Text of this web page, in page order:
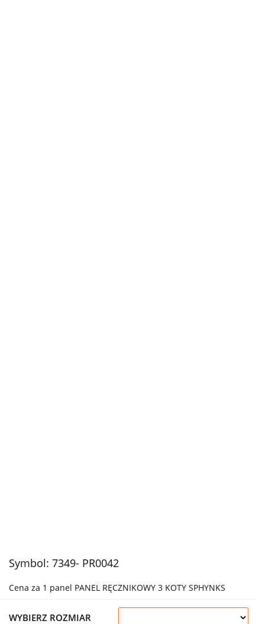
Symbol: 7349- PR0042
Cena za 1 panel PANEL RĘCZNIKOWY 3 KOTY SPHYNKS
WYBIERZ ROZMIAR